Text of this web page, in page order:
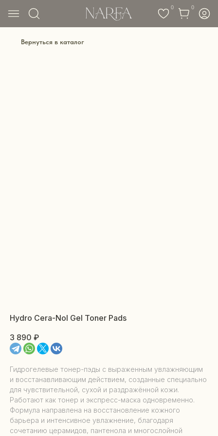
Вернуться в каталог
Hydro Cera-Nol Gel Toner Pads
3 890 ₽
Гидрогелевые тонер-пэды с выраженным увлажняющим
и восстанавливающим действием, созданные специально
для чувствительной, сухой и раздражённой кожи.
Работают как тонер и экспресс-маска одновременно.
Формула направлена на восстановление кожного
барьера и интенсивное увлажнение, благодаря
сочетанию церамидов, пантенола и многослойной